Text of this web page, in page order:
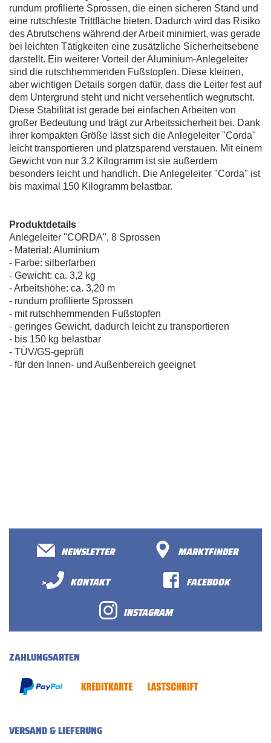
rundum profilierte Sprossen, die einen sicheren Stand und
eine rutschfeste Trittfläche bieten. Dadurch wird das Risiko
des Abrutschens während der Arbeit minimiert, was gerade
bei leichten Tätigkeiten eine zusätzliche Sicherheitsebene
darstellt. Ein weiterer Vorteil der Aluminium-Anlegeleiter
sind die rutschhemmenden Fußstopfen. Diese kleinen,
aber wichtigen Details sorgen dafür, dass die Leiter fest auf
dem Untergrund steht und nicht versehentlich wegrutscht.
Diese Stabilität ist gerade bei einfachen Arbeiten von
großer Bedeutung und trägt zur Arbeitssicherheit bei. Dank
ihrer kompakten Größe lässt sich die Anlegeleiter "Corda"
leicht transportieren und platzsparend verstauen. Mit einem
Gewicht von nur 3,2 Kilogramm ist sie außerdem
besonders leicht und handlich. Die Anlegeleiter "Corda" ist
bis maximal 150 Kilogramm belastbar.
Produktdetails
Anlegeleiter "CORDA", 8 Sprossen
- Material: Aluminium
- Farbe: silberfarben
- Gewicht: ca. 3,2 kg
- Arbeitshöhe: ca. 3,20 m
- rundum profilierte Sprossen
- mit rutschhemmenden Fußstopfen
- geringes Gewicht, dadurch leicht zu transportieren
- bis 150 kg belastbar
- TÜV/GS-geprüft
- für den Innen- und Außenbereich geeignet
NEWSLETTER
MARKTFINDER
>
KONTAKT
FACEBOOK
INSTAGRAM
ZAHLUNGSARTEN
VERSAND & LIEFERUNG